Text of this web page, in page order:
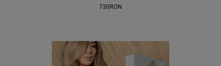
730RON